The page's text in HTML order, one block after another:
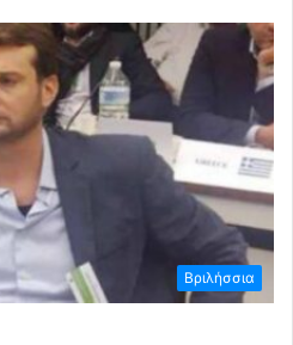
Βριλήσσια